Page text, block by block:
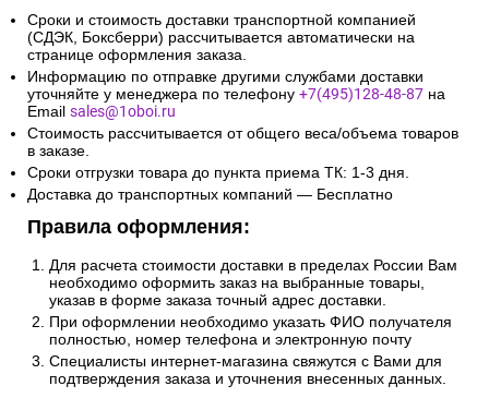
Сроки и стоимость доставки транспортной компанией
(СДЭК, Боксберри) рассчитывается автоматически на
странице оформления заказа.
Информацию по отправке другими службами доставки
уточняйте у менеджера по телефону +7(495)128-48-87 на
Email sales@1oboi.ru
Стоимость рассчитывается от общего веса/объема товаров
в заказе.
Сроки отгрузки товара до пункта приема ТК: 1-3 дня.
Доставка до транспортных компаний — Бесплатно
Правила оформления:
Для расчета стоимости доставки в пределах России Вам
необходимо оформить заказ на выбранные товары,
указав в форме заказа точный адрес доставки.
При оформлении необходимо указать ФИО получателя
полностью, номер телефона и электронную почту
Специалисты интернет-магазина свяжутся с Вами для
подтверждения заказа и уточнения внесенных данных.